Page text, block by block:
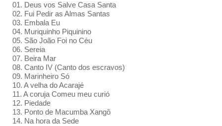
01. Deus vos Salve Casa Santa
02. Fui Pedir as Almas Santas
03. Embala Eu
04. Muriquinho Piquinino
05. São João Foi no Céu
06. Sereia
07. Beira Mar
08. Canto IV (Canto dos escravos)
09. Marinheiro Só
10. A velha do Acarajé
11. A coruja Comeu meu curió
12. Piedade
13. Ponto de Macumba Xangô
14. Na hora da Sede